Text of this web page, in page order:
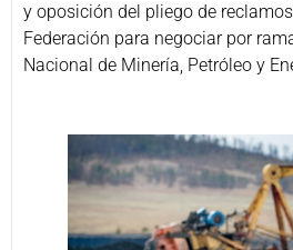
y oposición del pliego de
Federación para negociar por
Nacional de Minería, Petróleo y